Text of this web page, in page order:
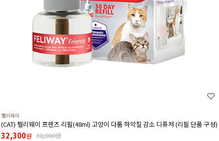
펠리웨이
(CAT) 펠리웨이 프렌즈 리필(48ml) 고양이 다툼 하악질 감소 디퓨저 (리필 단품 구성)
32,300원 38,000원